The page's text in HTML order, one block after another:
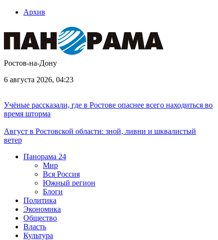
Архив
Ростов-на-Дону
6 августа 2026, 04:23
Учёные рассказали, где в Ростове опаснее всего находиться во
время шторма
Август в Ростовской области: зной, ливни и шквалистый
ветер
Панорама 24
Мир
Вся Россия
Южный регион
Блоги
Политика
Экономика
Общество
Власть
Культура